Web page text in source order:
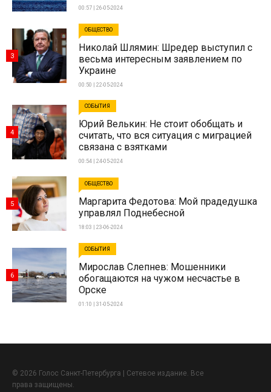
00:57 | 26-05-2024
ОБЩЕСТВО
Николай Шлямин: Шредер выступил с
весьма интересным заявлением по
Украине
00:50 | 22-05-2024
3
СОБЫТИЯ
Юрий Велькин: Не стоит обобщать и
считать, что вся ситуация с миграцией
связана с взятками
00:54 | 24-05-2024
4
ОБЩЕСТВО
Маргарита Федотова: Мой прадедушка
управлял Поднебесной
18:03 | 23-06-2024
5
СОБЫТИЯ
Мирослав Слепнев: Мошенники
обогащаются на чужом несчастье в
Орске
01:10 | 31-05-2024
6
© 2026 Голос Санкт-Петербурга | Сетевое издание. Все
права защищены.